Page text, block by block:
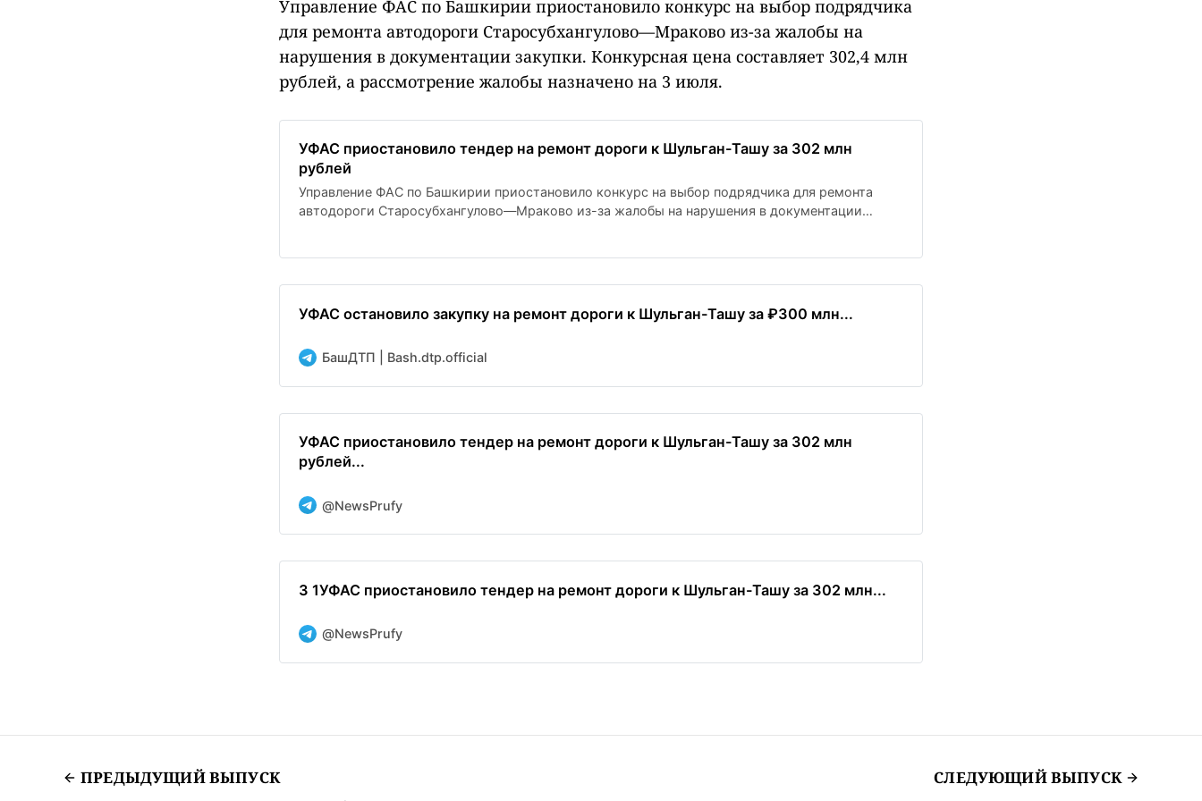
Управление ФАС по Башкирии приостановило конкурс на выбор подрядчика
для ремонта автодороги Старосубхангулово—Мраково из-за жалобы на
нарушения в документации закупки. Конкурсная цена составляет 302,4 млн
рублей, а рассмотрение жалобы назначено на 3 июля.
УФАС приостановило тендер на ремонт дороги к Шульган-Ташу за 302 млн
рублей
Управление ФАС по Башкирии приостановило конкурс на выбор подрядчика для ремонта
автодороги Старосубхангулово—Мраково из-за жалобы на нарушения в документации
УФАС остановило закупку на ремонт дороги к Шульган-Ташу за ₽300 млн...
БашДТП | Bash.dtp.official
УФАС приостановило тендер на ремонт дороги к Шульган-Ташу за 302 млн
рублей...
@NewsPrufy
3 1УФАС приостановило тендер на ремонт дороги к Шульган-Ташу за 302 млн...
@NewsPrufy
ПРЕДЫДУЩИЙ ВЫПУСК СЛЕДУЮЩИЙ ВЫПУСК